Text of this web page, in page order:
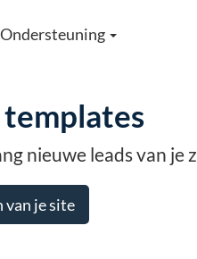
Ondersteuning
nieuwe leads van je
van je site